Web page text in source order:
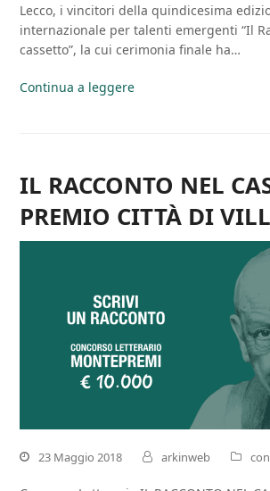
Lecco, i vincitori della quindicesima
internazionale per talenti emergenti “Il
cassetto”, la cui cerimonia finale ha…
Continua a leggere
IL RACCONTO NEL
PREMIO CITTÀ DI
23 Maggio 2018 arkinweb